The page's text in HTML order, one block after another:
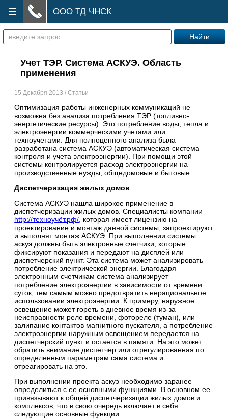
ООО ТД ЧНСК
Учет ТЭР. Система АСКУЭ. Область
применения
15 Декабря 2013 / Статьи
Оптимизация работы инженерных коммуникаций не
возможна без анализа потребления ТЭР (топливно-
энергетические ресурсы). Это потребление воды, тепла и
электроэнергии коммерческими учетами или
техноучетами. Для полноценного анализа была
разработана система АСКУЭ (автоматическая система
контроля и учета электроэнергии). При помощи этой
системы контролируется расход электроэнергии на
производственные нужды, общедомовые и бытовые.
Диспетчеризация жилых домов
Система АСКУЭ нашла широкое применение в
диспетчеризации жилых домов. Специалисты компании
http://техноучёт.рф/ , которая имеет лицензию на
проектирование и монтаж данной системы, запроектируют
и выполнят монтаж АСКУЭ. При выполнении системы
аскуэ должны быть электронные счетчики, которые
фиксируют показания и передают на дисплей или
диспетчерский пункт. Эта система может анализировать
потребление электрической энергии. Благодаря
электронным счетчикам система анализирует
потребление электроэнергии в зависимости от времени
суток, тем самым можно предотвратить нерациональное
использовании электроэнергии. К примеру, наружное
освещение может гореть в дневное время из-за
неисправности реле времени, фотореле (туман), или
залипание контактов магнитного пускателя, а потребление
электроэнергии наружным освещением передается на
диспетчерский пункт и остается в памяти. На это может
обратить внимание диспетчер или отрегулированная по
определенным параметрам сама система и
отреагировать на это.
При выполнении проекта аскуэ необходимо заранее
определиться с ее основными функциями. В основном ее
привязывают к общей диспетчеризации жилых домов и
комплексов, что в свою очередь включает в себя
следующие основные функции.